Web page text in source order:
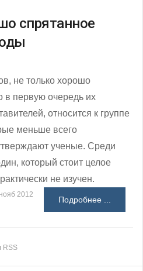
спрятанное
не только хорошо
в первую очередь их
относится к группе
меньше всего
ученые. Среди
который стоит целое
не изучен.
2012
Подробнее ...
RSS